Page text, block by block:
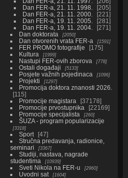
Dan FER-a, 21. 11. 1998.
205
Dan FER-a, 21. 11. 2000.
221
Dan FER-a, 19. 11. 2005.
281
Dan FER-a, 19. 11. 2004.
271
Dan doktorata
2050
Dan otvorenih vrata FER-a 1591
FER PROMO fotografije
175
Kultura
1999
Nastupi FER-ovih zborova 778
Ostali događaji 5133
Posjete važnih pojedinaca 1096
Projekti 1297
Promocija doktora znanosti 2026.
115
Promocije magistara
37178
Promocije prvostupnika
22169
Promocije specijalista
260
ŠUZA - program popularizacije
3318
Sport
47
Stručna predavanja, radionice,
seminari
3367
Studiji, nastava, nagrade
studentima
10939
Sveti Nikola na FER-u 2960
Uvodni sat 1604